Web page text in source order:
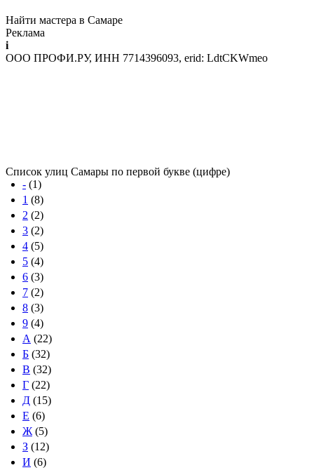
Найти мастера в Самаре
Реклама
i
ООО ПРОФИ.РУ, ИНН 7714396093, erid: LdtCKWmeo
Список улиц Самары по первой букве (цифре)
- (1)
1 (8)
2 (2)
3 (2)
4 (5)
5 (4)
6 (3)
7 (2)
8 (3)
9 (4)
А (22)
Б (32)
В (32)
Г (22)
Д (15)
Е (6)
Ж (5)
З (12)
И (6)